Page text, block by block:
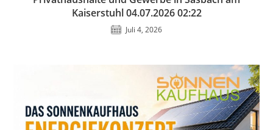
Kaiserstuhl 04.07.2026 02:22
Juli 4, 2026